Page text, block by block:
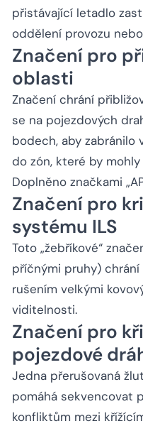
přistávající letadlo
oddělení provozu
Značení pro
oblasti
Značení chrání
se na pojezdových
bodech, aby
do zón, které by
Doplněno značkami
Značení pro
systému ILS
Toto „žebříkové“
příčnými pruhy) chrání
rušením velkými
viditelnosti.
Značení pro
pojezdové
Jedna přerušovaná
pomáhá sekvencovat
konfliktům mezi